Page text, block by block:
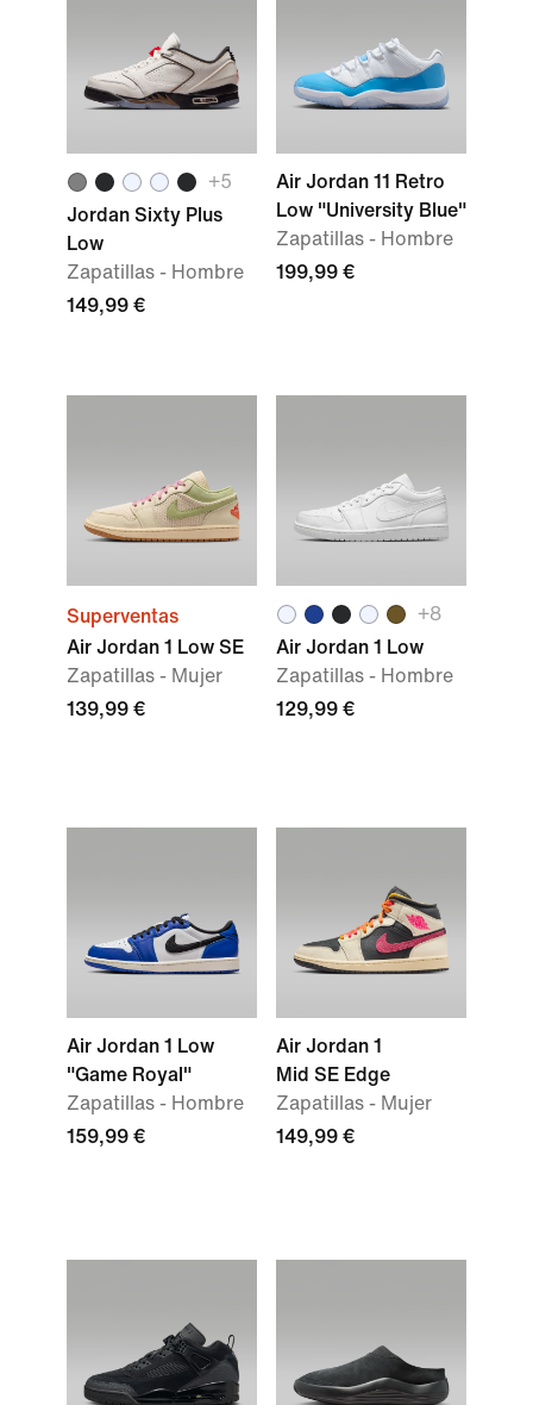
+5
Jordan Sixty Plus
Low
Zapatillas - Hombre
149,99 €
Air Jordan 11 Retro
Low "University Blue"
Zapatillas - Hombre
199,99 €
Superventas
Air Jordan 1 Low SE
Zapatillas - Mujer
139,99 €
+8
Air Jordan 1 Low
Zapatillas - Hombre
129,99 €
Air Jordan 1 Low
"Game Royal"
Zapatillas - Hombre
159,99 €
Air Jordan 1
Mid SE Edge
Zapatillas - Mujer
149,99 €